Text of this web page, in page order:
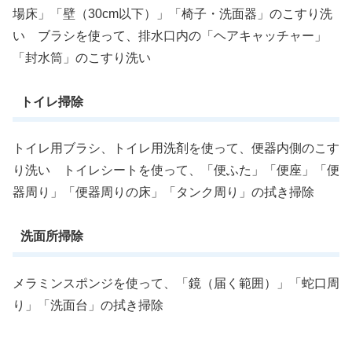
場床」「壁（30cm以下）」「椅子・洗面器」のこすり洗
い ブラシを使って、排水口内の「ヘアキャッチャー」
「封水筒」のこすり洗い
トイレ掃除
トイレ用ブラシ、トイレ用洗剤を使って、便器内側のこす
り洗い トイレシートを使って、「便ふた」「便座」「便
器周り」「便器周りの床」「タンク周り」の拭き掃除
洗面所掃除
メラミンスポンジを使って、「鏡（届く範囲）」「蛇口周
り」「洗面台」の拭き掃除